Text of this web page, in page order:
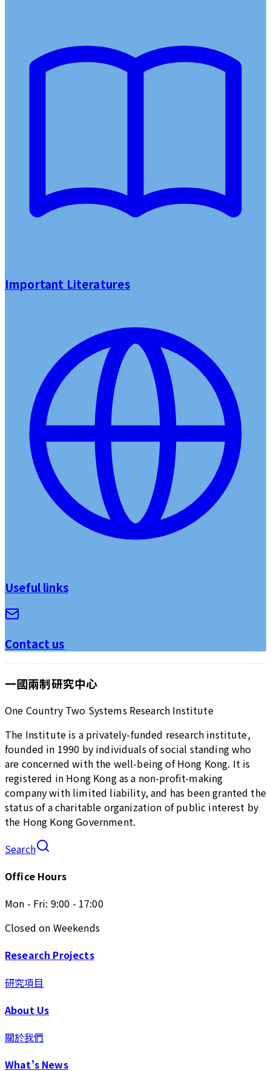
Important Literatures
Useful links
Contact us
一國兩制研究中心
One Country Two Systems Research Institute
The Institute is a privately-funded research institute,
founded in 1990 by individuals of social standing who
are concerned with the well-being of Hong Kong. It is
registered in Hong Kong as a non-profit-making
company with limited liability, and has been granted the
status of a charitable organization of public interest by
the Hong Kong Government.
Search
Office Hours
Mon - Fri: 9:00 - 17:00
Closed on Weekends
Research Projects
研究項目
About Us
關於我們
What's News